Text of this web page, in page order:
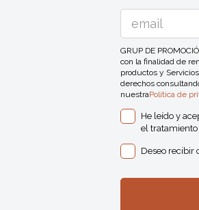
GRUP DE
con la finalidad de
productos y
derechos
nuestraPolítica de
He leído y
el tratamiento
Deseo recibir